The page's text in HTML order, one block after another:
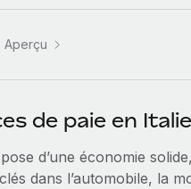
Nouveau
n'importe quel outil d’IA à
MCP
RH à l’international pour les
stratégiques de la
partenaire
et modèles
de postes
presse
Aperçu
de paie en Italie
d’une économie
dans l’automobile, la